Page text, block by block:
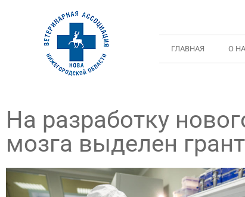
ГЛАВНАЯ О
На разработку
мозга выделен